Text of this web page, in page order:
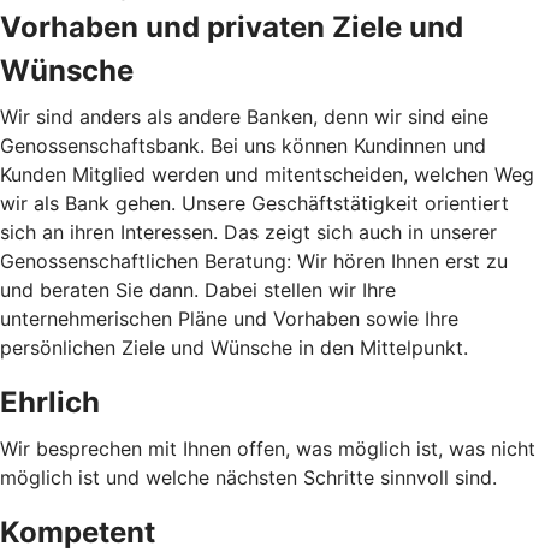
Vorhaben und privaten Ziele und
Wünsche
Wir sind anders als andere Banken, denn wir sind eine
Genossenschaftsbank. Bei uns können Kundinnen und
Kunden Mitglied werden und mitentscheiden, welchen Weg
wir als Bank gehen. Unsere Geschäftstätigkeit orientiert
sich an ihren Interessen. Das zeigt sich auch in unserer
Genossenschaftlichen Beratung: Wir hören Ihnen erst zu
und beraten Sie dann. Dabei stellen wir Ihre
unternehmerischen Pläne und Vorhaben sowie Ihre
persönlichen Ziele und Wünsche in den Mittelpunkt.
Ehrlich
Wir besprechen mit Ihnen offen, was möglich ist, was nicht
möglich ist und welche nächsten Schritte sinnvoll sind.
Kompetent